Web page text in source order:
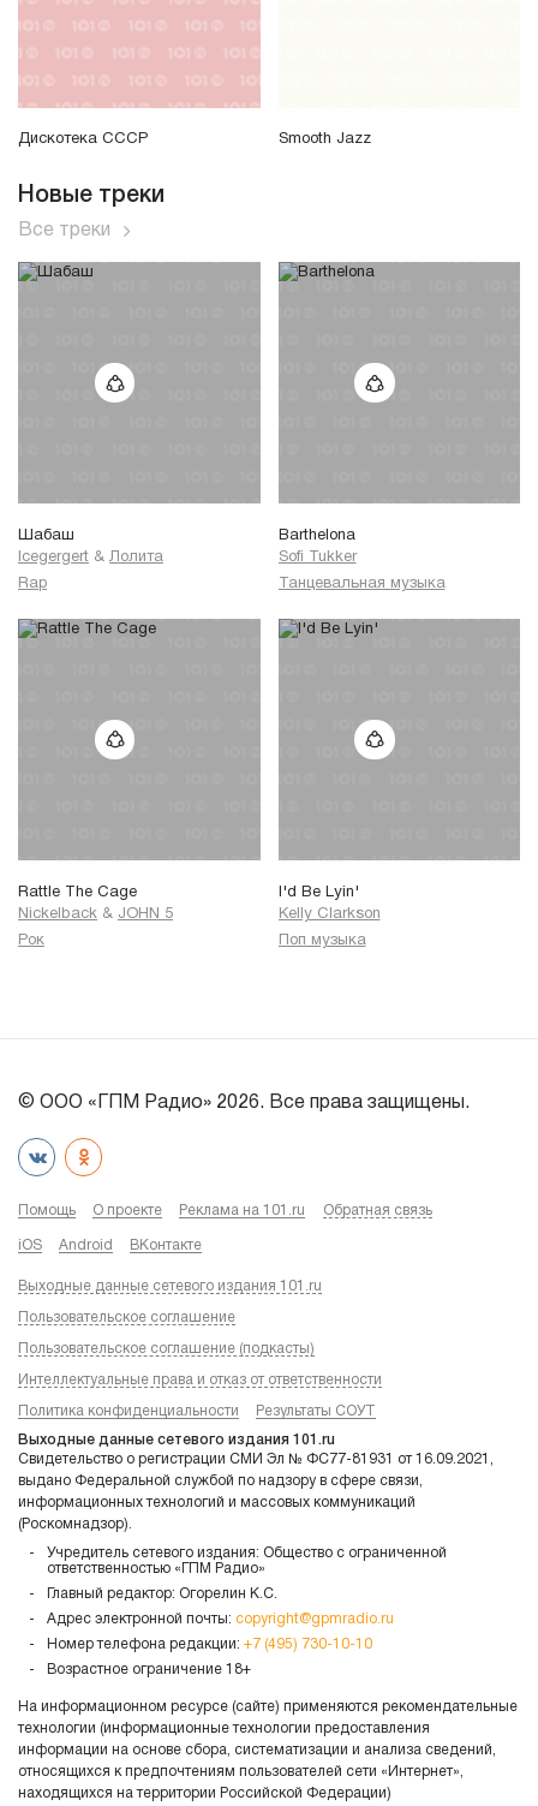
Дискотека СССР Smooth Jazz
Новые треки
Все треки
Шабаш
Icegergert & Лолита
Rap
Barthelona
Sofi Tukker
Танцевальная музыка
Rattle The Cage
Nickelback & JOHN 5
Рок
I'd Be Lyin'
Kelly Clarkson
Поп музыка
© ООО «ГПМ Радио» 2026. Все права защищены.
Помощь О проекте Реклама на 101.ru Обратная связь
iOS Android ВКонтакте
Выходные данные сетевого издания 101.ru
Пользовательское соглашение
Пользовательское соглашение (подкасты)
Интеллектуальные права и отказ от ответственности
Политика конфиденциальности Результаты СОУТ
Выходные данные сетевого издания 101.ru
Свидетельство о регистрации СМИ Эл № ФС77-81931 от 16.09.2021,
выдано Федеральной службой по надзору в сфере связи,
информационных технологий и массовых коммуникаций
(Роскомнадзор).
Учредитель сетевого издания: Общество с ограниченной
ответственностью «ГПМ Радио»
Главный редактор: Огорелин К.С.
Адрес электронной почты: copyright@gpmradio.ru
Номер телефона редакции: +7 (495) 730-10-10
Возрастное ограничение 18+
На информационном ресурсе (сайте) применяются рекомендательные
технологии (информационные технологии предоставления
информации на основе сбора, систематизации и анализа сведений,
относящихся к предпочтениям пользователей сети «Интернет»,
находящихся на территории Российской Федерации)